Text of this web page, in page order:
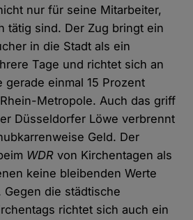
nur für seine Mitarbeiter,
tätig sind. Der Zug bringt ein
in die Stadt als ein
Tage und richtet sich an
einmal 15 Prozent
Metropole. Auch das griff
Düsseldorfer Löwe verbrennt
Geld. Der
WDR von Kirchentagen als
keine bleibenden Werte
die städtische
richtet sich auch ein